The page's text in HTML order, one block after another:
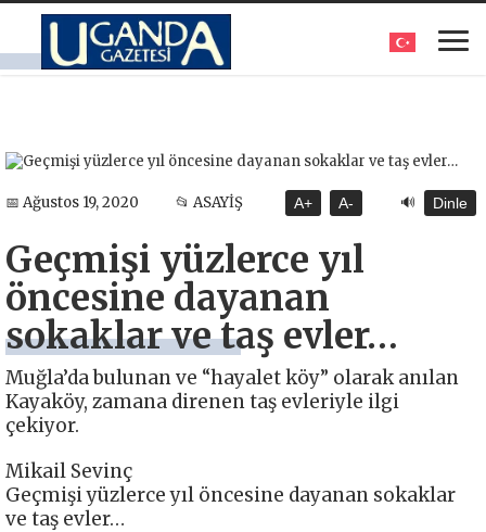
📅 Ağustos 19, 2020 📂 ASAYİŞ A+ A- 🔊 Dinle
Geçmişi yüzlerce yıl
öncesine dayanan
sokaklar ve taş evler…
Muğla’da bulunan ve “hayalet köy” olarak anılan
Kayaköy, zamana direnen taş evleriyle ilgi
çekiyor.
Mikail Sevinç
Geçmişi yüzlerce yıl öncesine dayanan sokaklar
ve taş evler…